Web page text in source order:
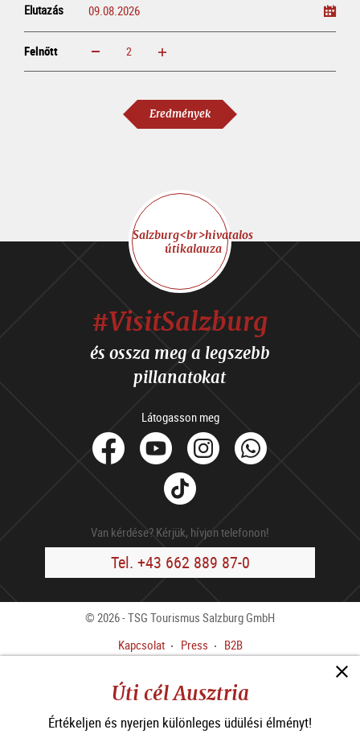
Úti cél Ausztria
Értékeljen és nyerjen különleges üdülési élményt!
Elutazás
Felnőtt növelem csökkentem
Eredmények
Salzburg<br>hivatalos
útikalauza
#VisitSalzburg
és ossza meg a legszebb
pillanatokat
Látogasson meg
facebook
YoutubeInstagram
Tik
Tok
Van kérdése? Kérjük, hívjon telefonon!
Tel. +43 662 889 87-0
© 2026 - TSG Tourismus Salzburg GmbH
Kapcsolat
Press
B2B
Adatvédelmi előírások
Akadálymentességi nyilatkozat